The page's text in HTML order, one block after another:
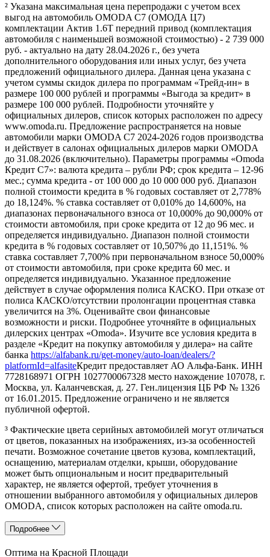
² Указана максимальная цена перепродажи с учетом всех
выгод на автомобиль OMODA C7 (ОМОДА Ц7)
комплектации Актив 1.6T передний привод (комплектация
автомобиля с наименьшей возможной стоимостью) - 2 739 000
руб. - актуально на дату 28.04.2026 г., без учета
дополнительного оборудования или иных услуг, без учета
предложений официального дилера. Данная цена указана с
учетом суммы скидок дилера по программам «Трейд-ин» в
размере 100 000 рублей и программы «Выгода за кредит» в
размере 100 000 рублей. Подробности уточняйте у
официальных дилеров, список которых расположен по адресу
www.omoda.ru. Предложение распространяется на новые
автомобили марки OMODA C7 2024-2026 годов производства
и действует в салонах официальных дилеров марки OMODA
до 31.08.2026 (включительно). Параметры программы «Omoda
Кредит C7»: валюта кредита – рубли РФ; срок кредита – 12-96
мес.; сумма кредита - от 100 000 до 10 000 000 руб. Диапазон
полной стоимости кредита в % годовых составляет от 2,778%
до 18,124%. % ставка составляет от 0,010% до 14,600%, на
диапазонах первоначального взноса от 10,000% до 90,000% от
стоимости автомобиля, при сроке кредита от 12 до 96 мес. и
определяется индивидуально. Диапазон полной стоимости
кредита в % годовых составляет от 10,507% до 11,151%. %
ставка составляет 7,700% при первоначальном взносе 50,000%
от стоимости автомобиля, при сроке кредита 60 мес. и
определяется индивидуально. Указанное предложение
действует в случае оформления полиса КАСКО. При отказе от
полиса КАСКО/отсутствии пролонгации процентная ставка
увеличится на 3%. Оценивайте свои финансовые
возможности и риски. Подробнее уточняйте в официальных
дилерских центрах «Omoda». Изучите все условия кредита в
разделе «Кредит на покупку автомобиля у дилера» на сайте
банка https://alfabank.ru/get-money/auto-loan/dealers/?
platformId=alfasiteКредит предоставляет АО Альфа-Банк. ИНН
7728168971 ОГРН 1027700067328 место нахождение 107078, г.
Москва, ул. Каланчевская, д. 27. Ген.лицензия ЦБ РФ № 1326
от 16.01.2015. Предложение ограничено и не является
публичной офертой.
³ Фактические цвета серийных автомобилей могут отличаться
от цветов, показанных на изображениях, из-за особенностей
печати. Возможное сочетание цветов кузова, комплектаций,
оснащению, материалам отделки, крыши, оборудование
может быть опциональным и носит предварительный
характер, не является офертой, требует уточнения в
отношении выбранного автомобиля у официальных дилеров
OMODA, список которых расположен на сайте omoda.ru.
Подробнее
Оптима на Красной Площади